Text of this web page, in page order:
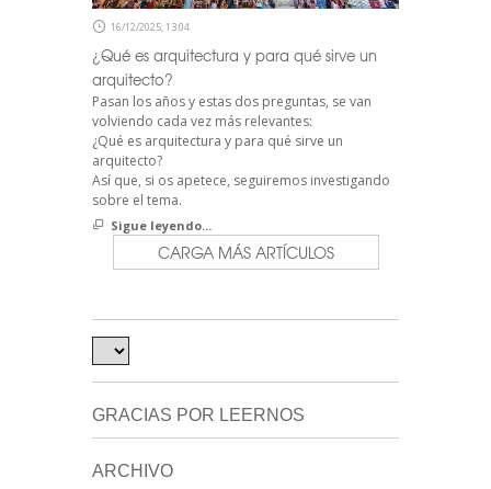
16/12/2025, 13:04
¿Qué es arquitectura y para qué sirve un
arquitecto?
Pasan los años y estas dos preguntas, se van
volviendo cada vez más relevantes:
¿Qué es arquitectura y para qué sirve un
arquitecto?
Así que, si os apetece, seguiremos investigando
sobre el tema.
Sigue leyendo...
CARGA MÁS ARTÍCULOS
GRACIAS POR LEERNOS
ARCHIVO